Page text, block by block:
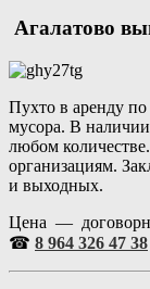
Агалатово
Пухто в аренду
мусора. В
любом
организациям.
и выходных.
Цена —
☎ 8 964 326 47 38